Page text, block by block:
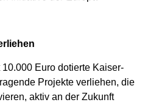
Euro dotierte Kaiser-
Projekte verliehen, die
aktiv an der Zukunft